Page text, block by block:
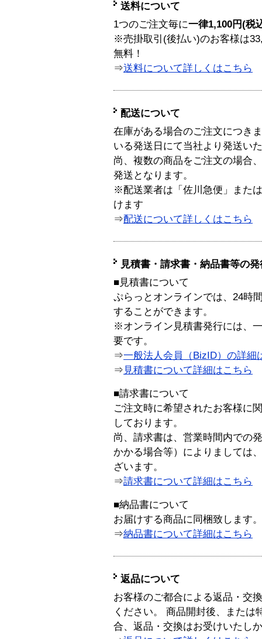
送料について
1つのご注文毎に一律1,100円(税
※売掛取引(後払い)のお客様は
無料！
⇒送料について詳しくはこちら
配送について
在庫がある場合のご注文につき
いる発送日にて当社より発送い
尚、複数の商品をご注文の場合
発送となります。
※配送業者は「佐川急便」また
けます
⇒配送について詳しくはこちら
見積書・請求書・納品書等の
■見積書について
ぷらっとオンラインでは、24時
することができます。
※オンライン見積書発行には、
要です。
⇒一般法人会員（BizID）の詳細
⇒ 見積書について詳細はこちら
■請求書について
ご注文時に希望されたお客様に
しております。
尚、請求書は、営業時間内での
かかる場合等）によりましては
ざいます。
⇒請求書について詳細はこちら
■納品書について
お届けする商品に同梱致します。
⇒納品書について詳細はこちら
返品について
お客様のご都合による返品・交
ください。 商品開封後、または
合、返品・交換はお受けいたし